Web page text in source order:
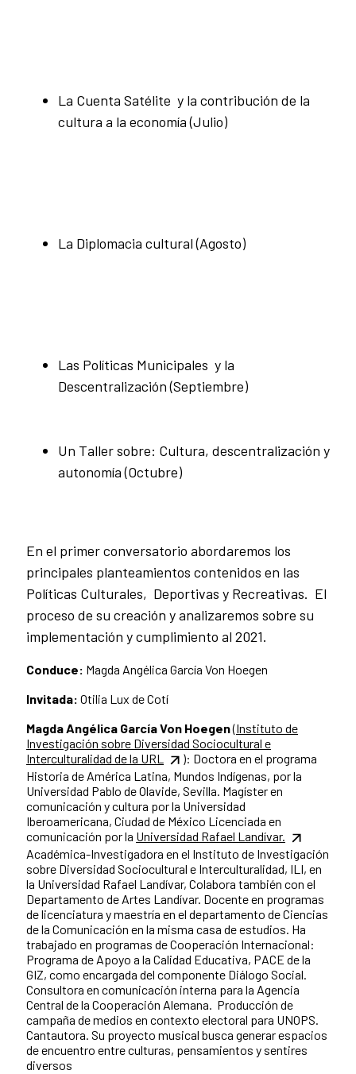
La Cuenta Satélite y la contribución de la
cultura a la economía (Julio)
La Diplomacia cultural (Agosto)
Las Políticas Municipales y la
Descentralización (Septiembre)
Un Taller sobre: Cultura, descentralización y
autonomía (Octubre)
En el primer conversatorio abordaremos los
principales planteamientos contenidos en las
Políticas Culturales, Deportivas y Recreativas. El
proceso de su creación y analizaremos sobre su
implementación y cumplimiento al 2021.
Conduce: Magda Angélica García Von Hoegen
Invitada: Otilia Lux de Cotí
Magda Angélica García Von Hoegen(Instituto de
Investigación sobre Diversidad Sociocultural e
Interculturalidad de la URL
): Doctora en el programa
Historia de América Latina, Mundos Indígenas, por la
Universidad Pablo de Olavide, Sevilla. Magíster en
comunicación y cultura por la Universidad
Iberoamericana, Ciudad de México Licenciada en
comunicación por la Universidad Rafael Landívar.
Académica-Investigadora en el Instituto de Investigación
sobre Diversidad Sociocultural e Interculturalidad, ILI, en
la Universidad Rafael Landívar, Colabora también con el
Departamento de Artes Landívar. Docente en programas
de licenciatura y maestría en el departamento de Ciencias
de la Comunicación en la misma casa de estudios. Ha
trabajado en programas de Cooperación Internacional:
Programa de Apoyo a la Calidad Educativa, PACE de la
GIZ, como encargada del componente Diálogo Social.
Consultora en comunicación interna para la Agencia
Central de la Cooperación Alemana. Producción de
campaña de medios en contexto electoral para UNOPS.
Cantautora. Su proyecto musical busca generar espacios
de encuentro entre culturas, pensamientos y sentires
diversos